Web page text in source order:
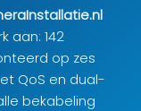
aan: 142
op zes
QoS en dual-
bekabeling